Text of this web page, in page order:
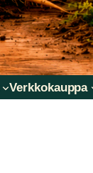
Verkkokauppa